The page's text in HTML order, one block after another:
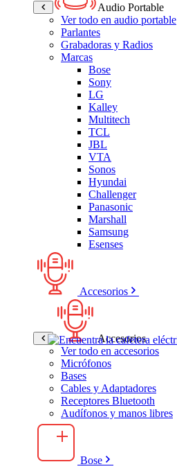
Audio Portable
Ver todo en audio portable
Parlantes
Grabadoras y Radios
Marcas
Bose
Sony
LG
Kalley
Multitech
TCL
JBL
VTA
Sonos
Hyundai
Challenger
Panasonic
Marshall
Samsung
Esenses
Accesorios
Accesorios
Ver todo en accesorios
Micrófonos
Bases
Cables y Adaptadores
Receptores Bluetooth
Audífonos y manos libres
Bose